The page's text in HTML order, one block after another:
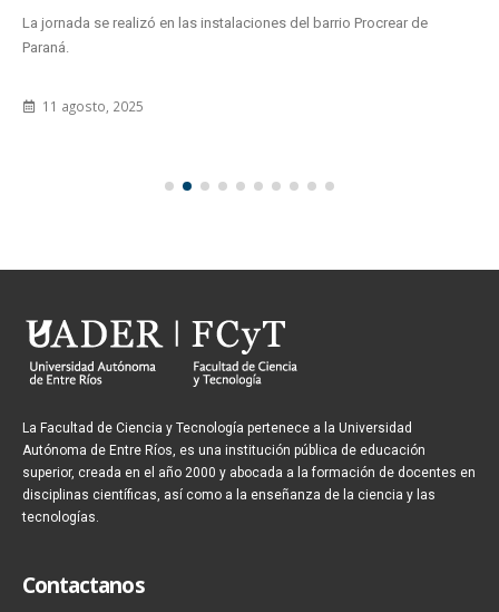
La jornada se realizó en las instalaciones del barrio Procrear de
Paraná.
11 agosto, 2025
La Facultad de Ciencia y Tecnología pertenece a la Universidad
Autónoma de Entre Ríos, es una institución pública de educación
superior, creada en el año 2000 y abocada a la formación de docentes en
disciplinas científicas, así como a la enseñanza de la ciencia y las
tecnologías.
Contactanos